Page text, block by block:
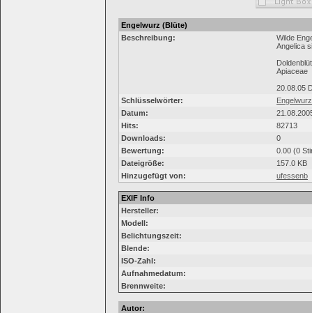
Engelwurz (Blüte)
Beschreibung:
Wilde
Angelica
Apiaceae
20.08.05
Schlüsselwörter:
Engelwurz
Datum:
Hits:
82713
Downloads:
0
Bewertung:
0.00 (0
Dateigröße:
157.0 KB
Hinzugefügt von:
ufessenb
EXIF Info
Hersteller:
Modell:
Belichtungszeit:
Blende:
ISO-Zahl:
Aufnahmedatum:
Brennweite:
Autor: